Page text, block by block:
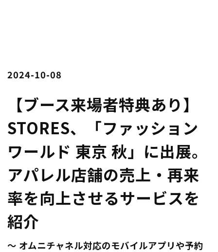
2024-10-08
【ブース来場者特典あり】
STORES、「ファッション
ワールド 東京 秋」に出展。
アパレル店舗の売上・再来
率を向上させるサービスを
紹介
〜 オムニチャネル対応のモバイルアプリや予約